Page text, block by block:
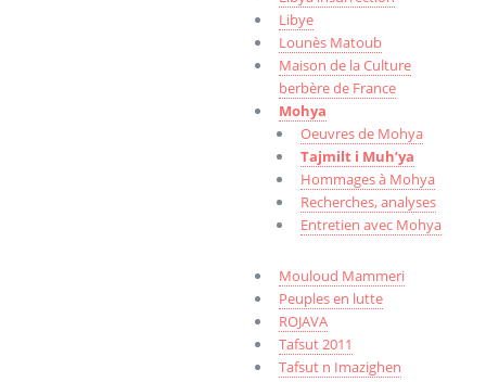
Libye
Lounès Matoub
Maison de la Culture
berbère de France
Mohya
Oeuvres de Mohya
Tajmilt i Muh’ya
Hommages à Mohya
Recherches, analyses
Entretien avec Mohya
Mouloud Mammeri
Peuples en lutte
ROJAVA
Tafsut 2011
Tafsut n Imazighen